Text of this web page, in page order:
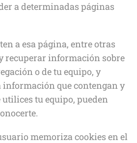
a determinadas páginas
a esa página, entre otras
recuperar información sobre
o de tu equipo, y
información que contengan y
utilices tu equipo, pueden
memoriza cookies en el